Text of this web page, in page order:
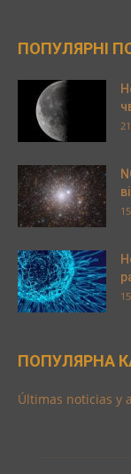
ПОПУЛЯРНІ
ПОПУЛЯРНА
Últimas noticias y